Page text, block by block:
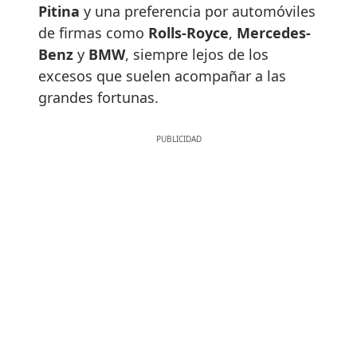
Pitina y una preferencia por automóviles
de firmas como Rolls-Royce, Mercedes-
Benz y BMW, siempre lejos de los
excesos que suelen acompañar a las
grandes fortunas.